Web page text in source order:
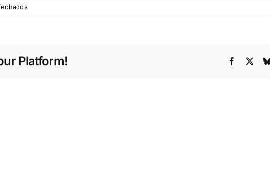
em
Platform! Facebook
X